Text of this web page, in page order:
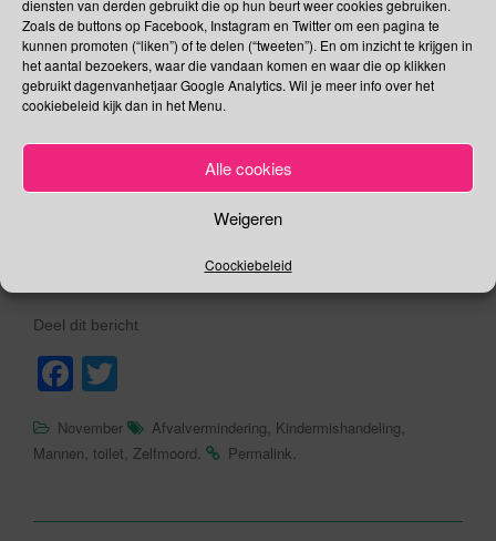
diensten van derden gebruikt die op hun beurt weer cookies gebruiken.
Zoals de buttons op Facebook, Instagram en Twitter om een pagina te
kunnen promoten (“liken”) of te delen (“tweeten”). En om inzicht te krijgen in
het aantal bezoekers, waar die vandaan komen en waar die op klikken
gebruikt dagenvanhetjaar Google Analytics. Wil je meer info over het
cookiebeleid kijk dan in het Menu.
Alle cookies
Weigeren
Coockiebeleid
(materiaal recyclen).
Met die 3 zijn de meeste van ons wel bekend en proberen er
al dan niet rekening mee te houden maar dan zijn we er nog
niet, er komen nog 3 R’s bij:Refuse (gratis producten
Repair
Think: van een product of materiaal iets anders maken.
Meer weten?
recyclemanager.nlof download de
Deel dit bericht
F
c
b
tt
November Afvalvermindering, Kindermishandeling,
Mannen, toilet, Zelfmoord. Permalink.